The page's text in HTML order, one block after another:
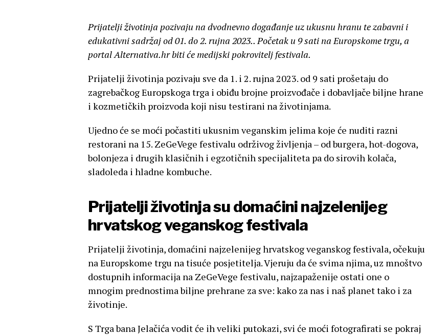
Prijatelji životinja pozivaju na dvodnevno događanje uz ukusnu hranu te zabavni i
edukativni sadržaj od 01. do 2. rujna 2023.. Početak u 9 sati na Europskome trgu, a
portal Alternativa.hr biti će medijski pokrovitelj festivala.
Prijatelji životinja pozivaju sve da 1. i 2. rujna 2023. od 9 sati prošetaju do
zagrebačkog Europskoga trga i obiđu brojne proizvođače i dobavljače biljne hrane
i kozmetičkih proizvoda koji nisu testirani na životinjama.
Ujedno će se moći počastiti ukusnim veganskim jelima koje će nuditi razni
restorani na 15. ZeGeVege festivalu održivog življenja – od burgera, hot-dogova,
bolonjeza i drugih klasičnih i egzotičnih specijaliteta pa do sirovih kolača,
sladoleda i hladne kombuche.
Prijatelji životinja su domaćini najzelenijeg
hrvatskog veganskog festivala
Prijatelji životinja, domaćini najzelenijeg hrvatskog veganskog festivala, očekuju
na Europskome trgu na tisuće posjetitelja. Vjeruju da će svima njima, uz mnoštvo
dostupnih informacija na ZeGeVege festivalu, najzapaženije ostati one o
mnogim prednostima biljne prehrane za sve: kako za nas i naš planet tako i za
životinje.
S Trga bana Jelačića vodit će ih veliki putokazi, svi će moći fotografirati se pokraj